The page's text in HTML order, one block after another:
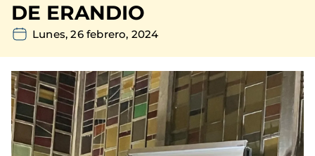
DE ERANDIO
Lunes, 26 febrero, 2024